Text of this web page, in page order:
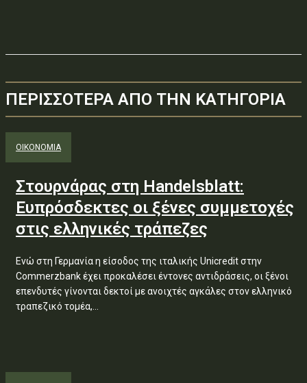
ΠΕΡΙΣΣΟΤΕΡΑ ΑΠΟ ΤΗΝ ΚΑΤΗΓΟΡΙΑ
ΟΙΚΟΝΟΜΙΑ
Στουρνάρας στη Handelsblatt:
Ευπρόσδεκτες οι ξένες συμμετοχές
στις ελληνικές τράπεζες
Ενώ στη Γερμανία η είσοδος της ιταλικής Unicredit στην
Commerzbank έχει προκαλέσει έντονες αντιδράσεις, οι ξένοι
επενδυτές γίνονται δεκτοί με ανοιχτές αγκάλες στον ελληνικό
τραπεζικό τομέα,...